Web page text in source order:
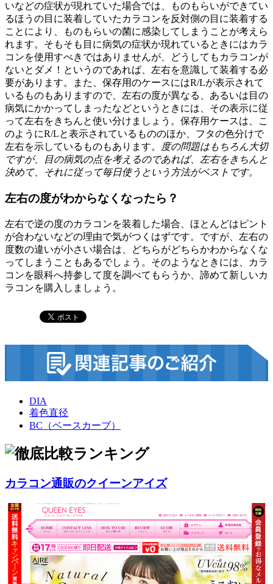
いなどの症状が現れていた場合では、ものもらいができてい
るほうの目に装着していたカラコンを反対側の目に装着する
ことにより、ものもらいの菌に感染してしまうことが考えら
れます。そもそも目に病気の症状か現れているときにはカラ
コンを使用すべきではありませんが、どうしてもカラコンが
ないとダメ！というのであれば、左右を意識して装着する必
要があります。また、保存用のケースにはR/Lが表示されて
いるものもありますので、左右の度が異なる、あるいは目の
病気にかかってしまったなどというときには、その表示に従
って左右をきちんと使い分けましょう。保存用ケースは、こ
のようにR/Lと表示されているもののほか、フタの色分けで
左右を示しているものもあります。
度の問題はもちろん大切
ですが、目の病気の点を考えるのであれば、左右をきちんと
決めて、それに従って毎日使うという方法がベスト です。
左右の度がわからなくなったら？
左右で逆の度のカラコンを装着した場合、ほとんどはピント
が合わないなどの理由で気がつくはずです。ですが、左右の
度数の違いが小さい場合は、どちらがどちらかわからなくな
ってしまうこともあるでしょう。そのようなときには、カラ
コンを眼科へ持参して度を調べてもらうか、諦めて新しいカ
ラコンを購入しましょう。
DIA
着色直径
BC（ベースカーブ）
カラコン通販のクイーンアイズ